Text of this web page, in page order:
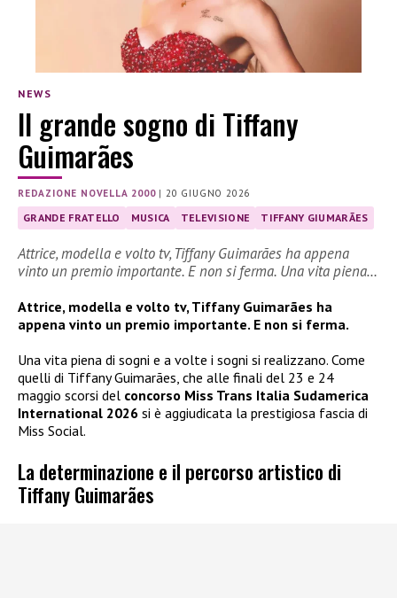
NEWS
Il grande sogno di Tiffany
Guimarães
REDAZIONE NOVELLA 2000|20 GIUGNO 2026
GRANDE FRATELLO MUSICA TELEVISIONE TIFFANY GIUMARÃES
Attrice, modella e volto tv, Tiffany Guimarães ha appena
vinto un premio importante. E non si ferma. Una vita piena…
Attrice, modella e volto tv, Tiffany Guimarães ha
appena vinto un premio importante. E non si ferma.
Una vita piena di sogni e a volte i sogni si realizzano. Come
quelli di Tiffany Guimarães, che alle finali del 23 e 24
maggio scorsi del concorso Miss Trans Italia Sudamerica
International 2026 si è aggiudicata la prestigiosa fascia di
Miss Social.
La determinazione e il percorso artistico di
Tiffany Guimarães